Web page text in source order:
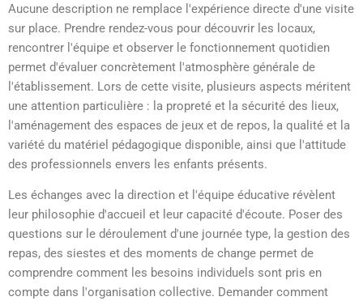
Aucune description ne remplace l'expérience directe d'une visite
sur place. Prendre rendez-vous pour découvrir les locaux,
rencontrer l'équipe et observer le fonctionnement quotidien
permet d'évaluer concrètement l'atmosphère générale de
l'établissement. Lors de cette visite, plusieurs aspects méritent
une attention particulière : la propreté et la sécurité des lieux,
l'aménagement des espaces de jeux et de repos, la qualité et la
variété du matériel pédagogique disponible, ainsi que l'attitude
des professionnels envers les enfants présents.
Les échanges avec la direction et l'équipe éducative révèlent
leur philosophie d'accueil et leur capacité d'écoute. Poser des
questions sur le déroulement d'une journée type, la gestion des
repas, des siestes et des moments de change permet de
comprendre comment les besoins individuels sont pris en
compte dans l'organisation collective. Demander comment